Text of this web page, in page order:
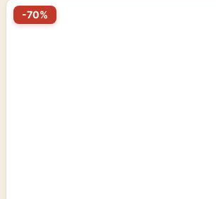
-70%